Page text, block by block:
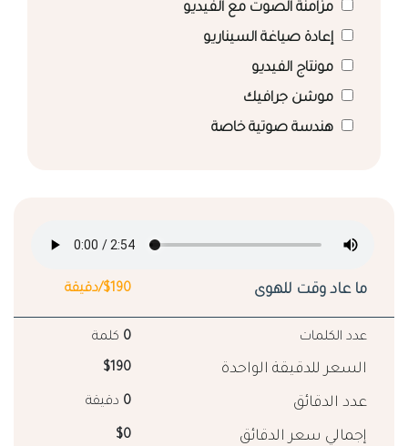
مزامنة الصوت مع الفيديو
إعادة صياغة السيناريو
مونتاج الفيديو
موشن جرافيك
هندسة صوتية خاصة
ما عاد وقت للهوى $190/دقيقة
عدد الكلمات 0 كلمة
السعر للدقيقة الواحدة $190
عدد الدقائق 0 دقيقة
إجمالي سعر الدقائق $0